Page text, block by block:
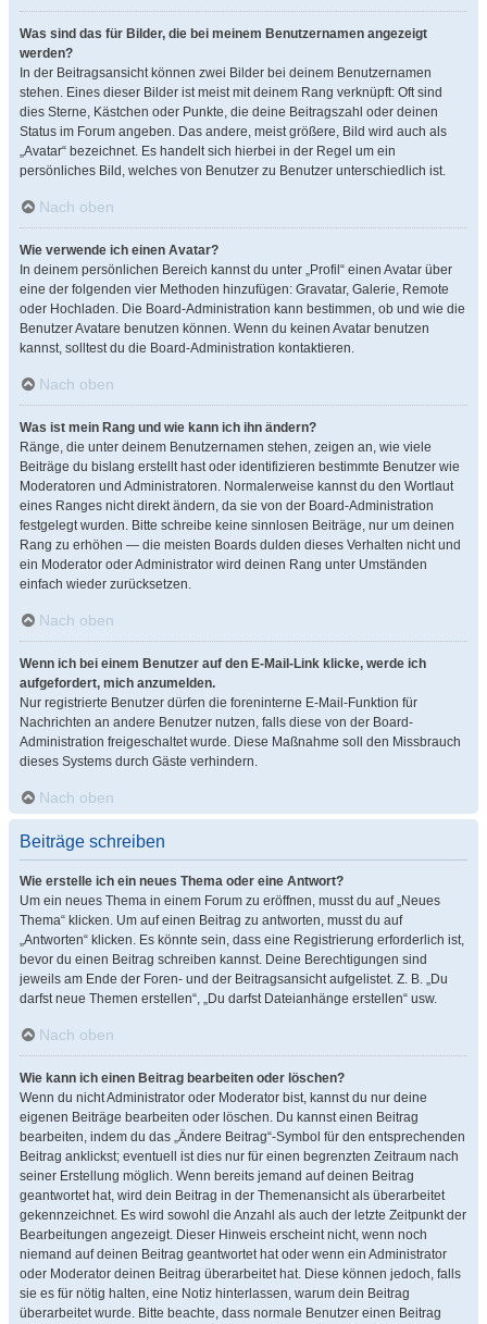
Was sind das für Bilder, die bei meinem Benutzernamen angezeigt
werden?
In der Beitragsansicht können zwei Bilder bei deinem Benutzernamen
stehen. Eines dieser Bilder ist meist mit deinem Rang verknüpft: Oft sind
dies Sterne, Kästchen oder Punkte, die deine Beitragszahl oder deinen
Status im Forum angeben. Das andere, meist größere, Bild wird auch als
„Avatar“ bezeichnet. Es handelt sich hierbei in der Regel um ein
persönliches Bild, welches von Benutzer zu Benutzer unterschiedlich ist.
Nach oben
Wie verwende ich einen Avatar?
In deinem persönlichen Bereich kannst du unter „Profil“ einen Avatar über
eine der folgenden vier Methoden hinzufügen: Gravatar, Galerie, Remote
oder Hochladen. Die Board-Administration kann bestimmen, ob und wie die
Benutzer Avatare benutzen können. Wenn du keinen Avatar benutzen
kannst, solltest du die Board-Administration kontaktieren.
Nach oben
Was ist mein Rang und wie kann ich ihn ändern?
Ränge, die unter deinem Benutzernamen stehen, zeigen an, wie viele
Beiträge du bislang erstellt hast oder identifizieren bestimmte Benutzer wie
Moderatoren und Administratoren. Normalerweise kannst du den Wortlaut
eines Ranges nicht direkt ändern, da sie von der Board-Administration
festgelegt wurden. Bitte schreibe keine sinnlosen Beiträge, nur um deinen
Rang zu erhöhen — die meisten Boards dulden dieses Verhalten nicht und
ein Moderator oder Administrator wird deinen Rang unter Umständen
einfach wieder zurücksetzen.
Nach oben
Wenn ich bei einem Benutzer auf den E-Mail-Link klicke, werde ich
aufgefordert, mich anzumelden.
Nur registrierte Benutzer dürfen die foreninterne E-Mail-Funktion für
Nachrichten an andere Benutzer nutzen, falls diese von der Board-
Administration freigeschaltet wurde. Diese Maßnahme soll den Missbrauch
dieses Systems durch Gäste verhindern.
Nach oben
Beiträge schreiben
Wie erstelle ich ein neues Thema oder eine Antwort?
Um ein neues Thema in einem Forum zu eröffnen, musst du auf „Neues
Thema“ klicken. Um auf einen Beitrag zu antworten, musst du auf
„Antworten“ klicken. Es könnte sein, dass eine Registrierung erforderlich ist,
bevor du einen Beitrag schreiben kannst. Deine Berechtigungen sind
jeweils am Ende der Foren- und der Beitragsansicht aufgelistet. Z. B. „Du
darfst neue Themen erstellen“, „Du darfst Dateianhänge erstellen“ usw.
Nach oben
Wie kann ich einen Beitrag bearbeiten oder löschen?
Wenn du nicht Administrator oder Moderator bist, kannst du nur deine
eigenen Beiträge bearbeiten oder löschen. Du kannst einen Beitrag
bearbeiten, indem du das „Ändere Beitrag“-Symbol für den entsprechenden
Beitrag anklickst; eventuell ist dies nur für einen begrenzten Zeitraum nach
seiner Erstellung möglich. Wenn bereits jemand auf deinen Beitrag
geantwortet hat, wird dein Beitrag in der Themenansicht als überarbeitet
gekennzeichnet. Es wird sowohl die Anzahl als auch der letzte Zeitpunkt der
Bearbeitungen angezeigt. Dieser Hinweis erscheint nicht, wenn noch
niemand auf deinen Beitrag geantwortet hat oder wenn ein Administrator
oder Moderator deinen Beitrag überarbeitet hat. Diese können jedoch, falls
sie es für nötig halten, eine Notiz hinterlassen, warum dein Beitrag
überarbeitet wurde. Bitte beachte, dass normale Benutzer einen Beitrag